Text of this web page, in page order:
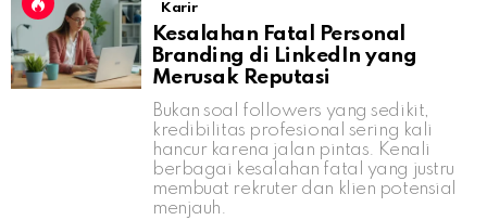
Karir
Kesalahan Fatal Personal
Branding di LinkedIn yang
Merusak Reputasi
Bukan soal followers yang sedikit,
kredibilitas profesional sering kali
hancur karena jalan pintas. Kenali
berbagai kesalahan fatal yang justru
membuat rekruter dan klien potensial
menjauh.